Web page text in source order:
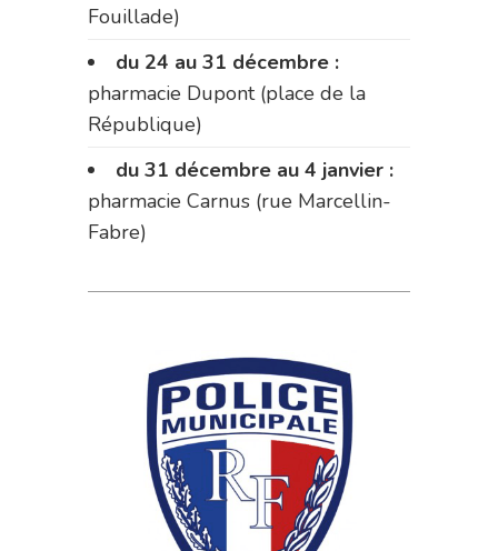
Fouillade)
du 24 au 31 décembre :
pharmacie Dupont (place de la
République)
du 31 décembre au 4 janvier :
pharmacie Carnus (rue Marcellin-
Fabre)